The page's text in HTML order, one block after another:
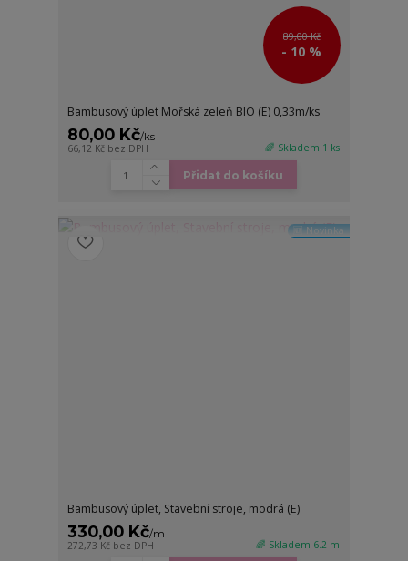
89,00 Kč
- 10 %
Bambusový úplet Mořská zeleň BIO (E) 0,33m/ks
80,00 Kč/ks
66,12 Kč bez DPH 🌈 Skladem 1 ks
Přidat do košíku
🆕 Novinka
Bambusový úplet, Stavební stroje, modrá (E)
330,00 Kč/m
272,73 Kč bez DPH 🌈 Skladem 6.2 m